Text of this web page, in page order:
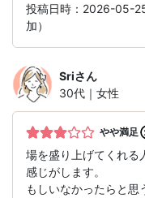
投稿日時：2026-05-
加）
Sriさん
30代｜女性
やや満足
場を盛り上げてくれる
感じがします。
もしいなかったらと思